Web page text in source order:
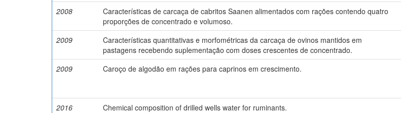
2008
Características de carcaça de cabritos Saanen alimentados com rações contendo quatro
proporções de concentrado e volumoso.
2009
Características quantitativas e morfométricas da carcaça de ovinos mantidos em
pastagens recebendo suplementação com doses crescentes de concentrado.
2009
Caroço de algodão em rações para caprinos em crescimento.
2016
Chemical composition of drilled wells water for ruminants.